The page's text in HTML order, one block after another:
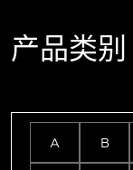
产品类
A B